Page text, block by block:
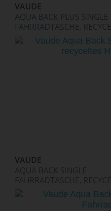
VAUDE
AQUA BACK PLUS SINGLE
FAHRRADTASCHE,
VAUDE
AQUA BACK SINGLE
FAHRRADTASCHE,